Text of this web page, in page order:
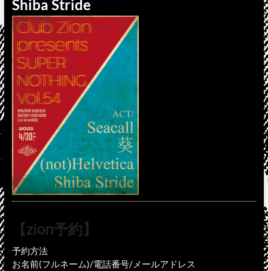
Shiba Stride
【zion予約】
予約方法
お名前(フルネーム)/電話番号/メールアドレス